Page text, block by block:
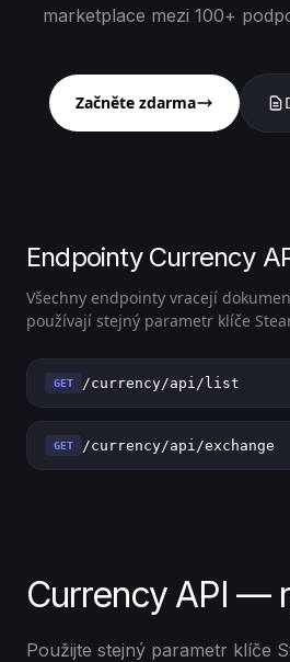
marketplace mezi 100+
Začněte zdarma
Endpointy Currency
Všechny endpointy vracejí
používají stejný parametr klíče
GET /currency/api/list
GET /currency/api/exchange
Currency API —
Použijte stejný parametr klíče